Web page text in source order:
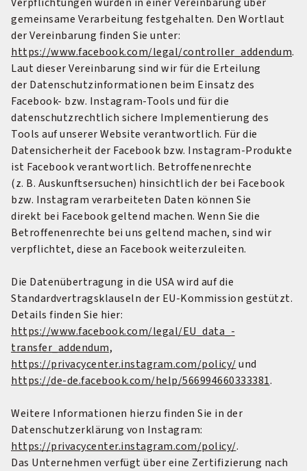
gemeinsame Verarbeitung festgehalten. Den Wortlaut
der Vereinbarung finden Sie unter:
https://www.facebook.com/legal/controller_­addendum.
Laut dieser Vereinbarung sind wir für die Erteilung
der Datenschutzinformationen beim Einsatz des
Facebook- bzw. Instagram-Tools und für die
datenschutzrechtlich sichere Implementierung des
Tools auf unserer Website verantwortlich. Für die
Datensicherheit der Facebook bzw. Instagram-Produkte
ist Facebook verantwortlich. Betroffenenrechte
(z. B. Auskunftsersuchen) hinsichtlich der bei Facebook
bzw. Instagram verarbeiteten Daten können Sie
direkt bei Facebook geltend machen. Wenn Sie die
Betroffenenrechte bei uns geltend machen, sind wir
verpflichtet, diese an Facebook weiterzuleiten.
Die Datenübertragung in die USA wird auf die
Standardvertragsklauseln der EU-Kommission gestützt.
Details finden Sie hier:
https://www.facebook.com/legal/EU_data_­
transfer_addendum,
https://privacycenter.instagram.com/policy/und
https://de-de.facebook.com/help/566994660333381.
Weitere Informationen hierzu finden Sie in der
Datenschutzerklärung von Instagram:
https://privacycenter.instagram.com/policy/.
Das Unternehmen verfügt über eine Zertifizierung nach